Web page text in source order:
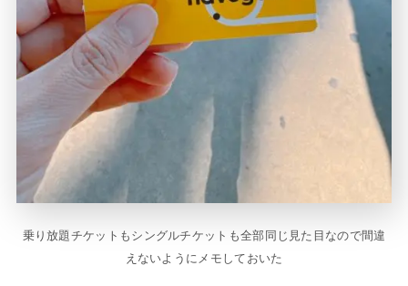
乗り放題チケットもシングルチケットも全部同じ見た目なので間違
えないようにメモしておいた